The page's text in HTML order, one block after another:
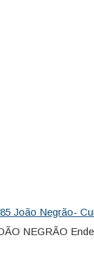
João Negrão-
NEGRÃO